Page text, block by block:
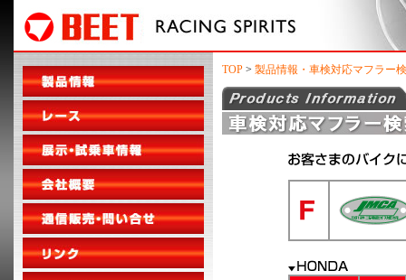
TOP > 製品情報・車検対応マフラー